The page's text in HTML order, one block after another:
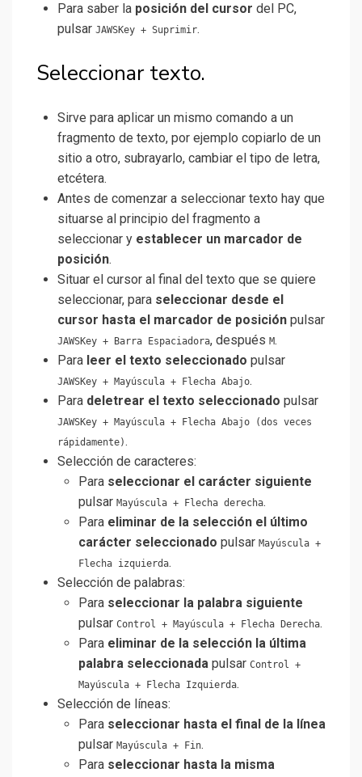
Para saber la posición del cursor del PC,
pulsar JAWSKey + Suprimir.
Seleccionar texto.
Sirve para aplicar un mismo comando a un
fragmento de texto, por ejemplo copiarlo de un
sitio a otro, subrayarlo, cambiar el tipo de letra,
etcétera.
Antes de comenzar a seleccionar texto hay que
situarse al principio del fragmento a
seleccionar y establecer un marcador de
posición.
Situar el cursor al final del texto que se quiere
seleccionar, para seleccionar desde el
cursor hasta el marcador de posición pulsar
JAWSKey + Barra Espaciadora, después M.
Para leer el texto seleccionado pulsar
JAWSKey + Mayúscula + Flecha Abajo.
Para deletrear el texto seleccionado pulsar
JAWSKey + Mayúscula + Flecha Abajo (dos veces
rápidamente).
Selección de caracteres:
Para seleccionar el carácter siguiente
pulsar Mayúscula + Flecha derecha.
Para eliminar de la selección el último
carácter seleccionado pulsar Mayúscula +
Flecha izquierda.
Selección de palabras:
Para seleccionar la palabra siguiente
pulsar Control + Mayúscula + Flecha Derecha.
Para eliminar de la selección la última
palabra seleccionada pulsar Control +
Mayúscula + Flecha Izquierda.
Selección de líneas:
Para seleccionar hasta el final de la línea
pulsar Mayúscula + Fin.
Para seleccionar hasta la misma